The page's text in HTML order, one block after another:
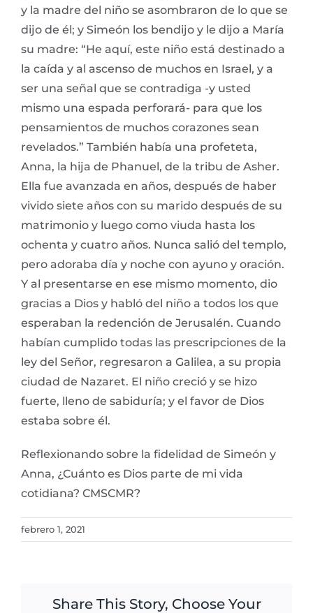
y la madre del niño se asombraron de lo que se
dijo de él; y Simeón los bendijo y le dijo a María
su madre: “He aquí, este niño está destinado a
la caída y al ascenso de muchos en Israel, y a
ser una señal que se contradiga -y usted
mismo una espada perforará- para que los
pensamientos de muchos corazones sean
revelados.” También había una profeteta,
Anna, la hija de Phanuel, de la tribu de Asher.
Ella fue avanzada en años, después de haber
vivido siete años con su marido después de su
matrimonio y luego como viuda hasta los
ochenta y cuatro años. Nunca salió del templo,
pero adoraba día y noche con ayuno y oración.
Y al presentarse en ese mismo momento, dio
gracias a Dios y habló del niño a todos los que
esperaban la redención de Jerusalén. Cuando
habían cumplido todas las prescripciones de la
ley del Señor, regresaron a Galilea, a su propia
ciudad de Nazaret. El niño creció y se hizo
fuerte, lleno de sabiduría; y el favor de Dios
estaba sobre él.
Reflexionando sobre la fidelidad de Simeón y
Anna, ¿Cuánto es Dios parte de mi vida
cotidiana? CMSCMR?
febrero 1, 2021
Share This Story, Choose Your